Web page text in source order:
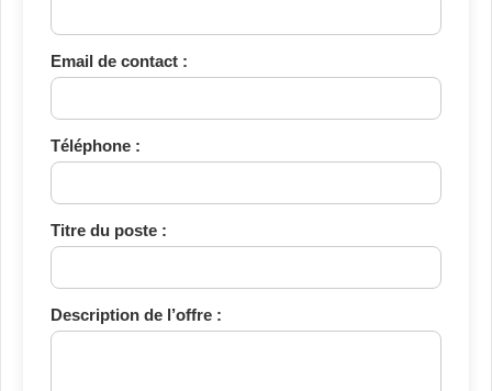
Email de contact :
Téléphone :
Titre du poste :
Description de l’offre :